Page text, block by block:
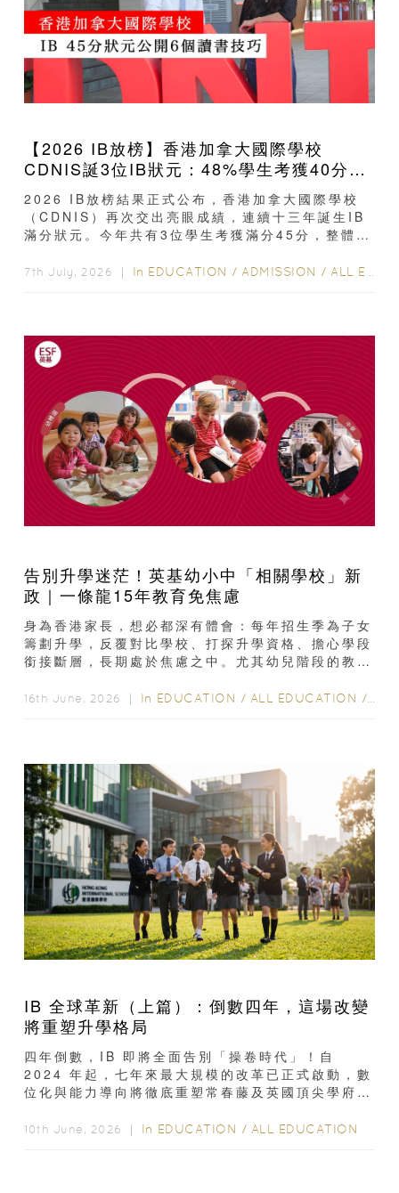
【2026 IB放榜】香港加拿大國際學校
CDNIS誕3位IB狀元：48%學生考獲40分以
上、公開滿分學霸6個備考心得
2026 IB放榜結果正式公布，香港加拿大國際學校
（CDNIS）再次交出亮眼成績，連續十三年誕生IB
滿分狀元。今年共有3位學生考獲滿分45分，整體平
7th July, 2026 ｜ In EDUCATION / ADMISSION / ALL EDUCATION
告別升學迷茫！英基幼小中「相關學校」新
政｜一條龍15年教育免焦慮
身為香港家長，想必都深有體會：每年招生季為子女
籌劃升學，反覆對比學校、打探升學資格、擔心學段
銜接斷層，長期處於焦慮之中。尤其幼兒階段的教育
誤...
16th June, 2026 ｜ In EDUCATION / ALL EDUCATION /
IB 全球革新（上篇）：倒數四年，這場改變
將重塑升學格局
四年倒數，IB 即將全面告別「操卷時代」！自
2024 年起，七年來最大規模的改革已正式啟動，數
位化與能力導向將徹底重塑常春藤及英國頂尖學府的
10th June, 2026 ｜ In EDUCATION / ALL EDUCATION